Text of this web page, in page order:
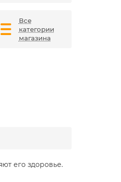
Все
категории
магазина
его здоровье.